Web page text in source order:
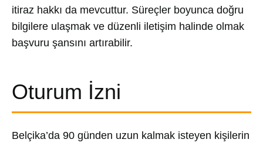
itiraz hakkı da mevcuttur. Süreçler boyunca doğru
bilgilere ulaşmak ve düzenli iletişim halinde olmak
başvuru şansını artırabilir.
Oturum İzni
Belçika’da 90 günden uzun kalmak isteyen kişilerin